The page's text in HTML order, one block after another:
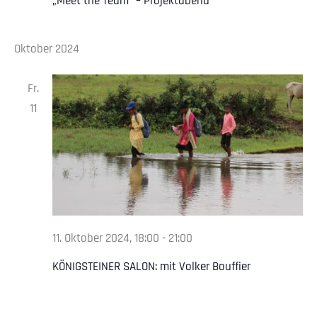
Oktober 2024
Fr.
11
KÖNIGSTEINER SALON: mit Volker Bouffier
11. Oktober 2024, 18:00 - 21:00